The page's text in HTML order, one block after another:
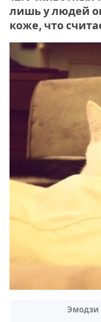
лишь у людей
коже, что
Эмодзи